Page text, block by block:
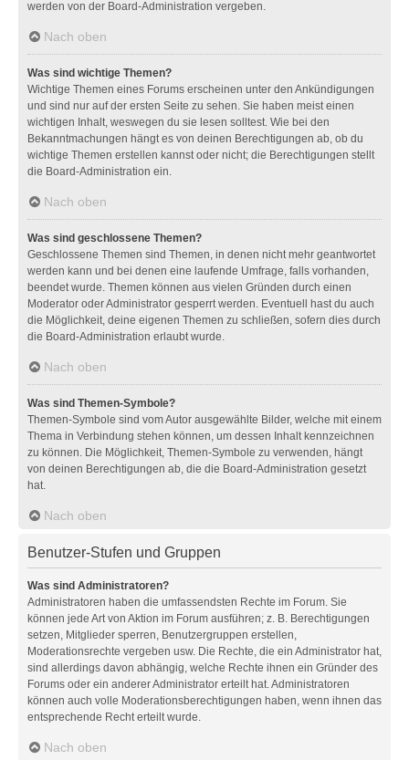
werden von der Board-Administration vergeben.
Nach oben
Was sind wichtige Themen?
Wichtige Themen eines Forums erscheinen unter den Ankündigungen
und sind nur auf der ersten Seite zu sehen. Sie haben meist einen
wichtigen Inhalt, weswegen du sie lesen solltest. Wie bei den
Bekanntmachungen hängt es von deinen Berechtigungen ab, ob du
wichtige Themen erstellen kannst oder nicht; die Berechtigungen stellt
die Board-Administration ein.
Nach oben
Was sind geschlossene Themen?
Geschlossene Themen sind Themen, in denen nicht mehr geantwortet
werden kann und bei denen eine laufende Umfrage, falls vorhanden,
beendet wurde. Themen können aus vielen Gründen durch einen
Moderator oder Administrator gesperrt werden. Eventuell hast du auch
die Möglichkeit, deine eigenen Themen zu schließen, sofern dies durch
die Board-Administration erlaubt wurde.
Nach oben
Was sind Themen-Symbole?
Themen-Symbole sind vom Autor ausgewählte Bilder, welche mit einem
Thema in Verbindung stehen können, um dessen Inhalt kennzeichnen
zu können. Die Möglichkeit, Themen-Symbole zu verwenden, hängt
von deinen Berechtigungen ab, die die Board-Administration gesetzt
hat.
Nach oben
Benutzer-Stufen und Gruppen
Was sind Administratoren?
Administratoren haben die umfassendsten Rechte im Forum. Sie
können jede Art von Aktion im Forum ausführen; z. B. Berechtigungen
setzen, Mitglieder sperren, Benutzergruppen erstellen,
Moderationsrechte vergeben usw. Die Rechte, die ein Administrator hat,
sind allerdings davon abhängig, welche Rechte ihnen ein Gründer des
Forums oder ein anderer Administrator erteilt hat. Administratoren
können auch volle Moderationsberechtigungen haben, wenn ihnen das
entsprechende Recht erteilt wurde.
Nach oben